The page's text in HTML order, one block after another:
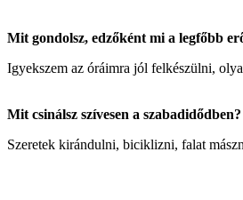
Mit gondolsz, edzőként mi a legfőbb
Igyekszem az óráimra jól felkészülni,
Mit csinálsz szívesen a szabadidődben?
Szeretek kirándulni, biciklizni, falat